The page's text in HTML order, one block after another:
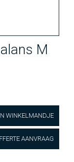
M
WINKELMANDJE
AANVRAAG